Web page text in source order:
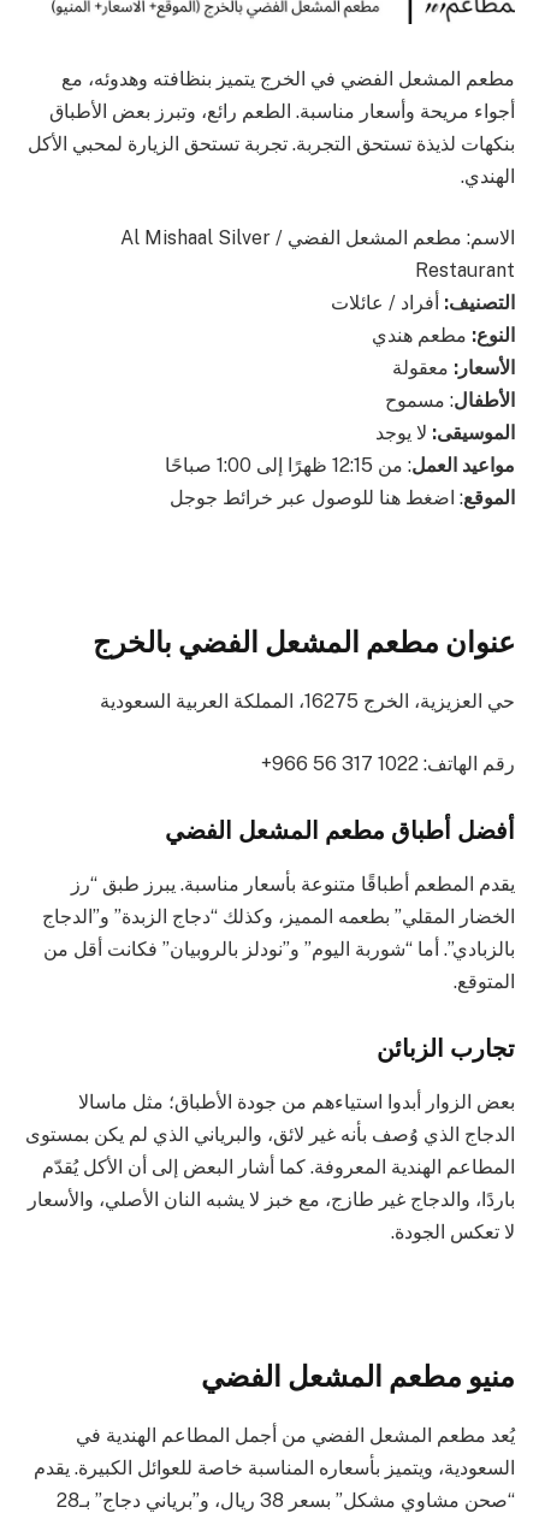
مطعم المشعل الفضي في الخرج يتميز بنظافته وهدوئه، مع
أجواء مريحة وأسعار مناسبة. الطعم رائع، وتبرز بعض الأطباق
بنكهات لذيذة تستحق التجربة. تجربة تستحق الزيارة لمحبي الأكل
الهندي.
الاسم: مطعم المشعل الفضي / Al Mishaal Silver
Restaurant
التصنيف: أفراد / عائلات
النوع: مطعم هندي
الأسعار: معقولة
الأطفال: مسموح
الموسيقى: لا يوجد
مواعيد العمل: من 12:15 ظهرًا إلى 1:00 صباحًا
الموقع: اضغط هنا للوصول عبر خرائط جوجل
عنوان مطعم المشعل الفضي بالخرج
حي العزيزية، الخرج 16275، المملكة العربية السعودية
رقم الهاتف: ‏‪+966 56 317 1022‬‏
أفضل أطباق مطعم المشعل الفضي
يقدم المطعم أطباقًا متنوعة بأسعار مناسبة. يبرز طبق “رز
الخضار المقلي” بطعمه المميز، وكذلك “دجاج الزبدة” و”الدجاج
بالزبادي”. أما “شوربة اليوم” و”نودلز بالروبيان” فكانت أقل من
المتوقع.
تجارب الزبائن
بعض الزوار أبدوا استياءهم من جودة الأطباق؛ مثل ماسالا
الدجاج الذي وُصف بأنه غير لائق، والبرياني الذي لم يكن بمستوى
المطاعم الهندية المعروفة. كما أشار البعض إلى أن الأكل يُقدّم
باردًا، والدجاج غير طازج، مع خبز لا يشبه النان الأصلي، والأسعار
لا تعكس الجودة.
منيو مطعم المشعل الفضي
يُعد مطعم المشعل الفضي من أجمل المطاعم الهندية في
السعودية، ويتميز بأسعاره المناسبة خاصة للعوائل الكبيرة. يقدم
“صحن مشاوي مشكل” بسعر 38 ريال، و”برياني دجاج” بـ28